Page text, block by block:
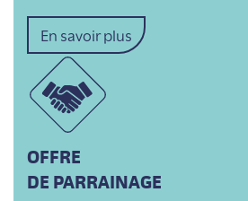
En savoir plus
OFFRE
DE PARRAINAGE